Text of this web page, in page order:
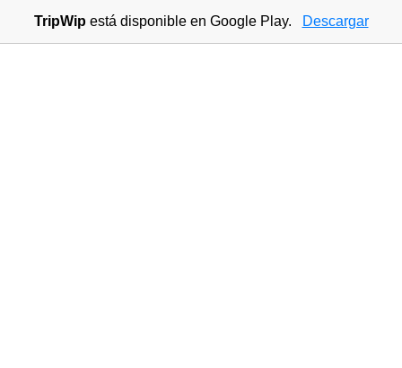
TripWipestá disponible en Google Play. Descargar